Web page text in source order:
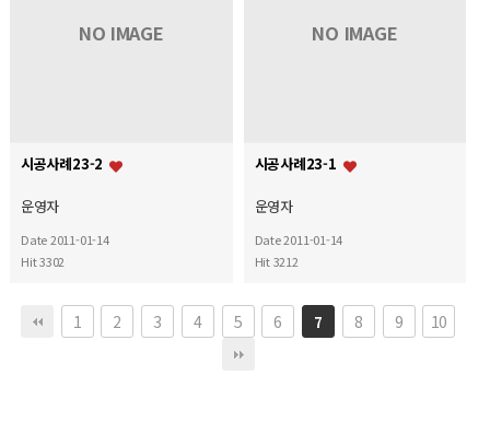
NO IMAGE
시공사례23-2
운영자
Date 2011-01-14
Hit 3302
NO IMAGE
시공사례23-1
운영자
Date 2011-01-14
Hit 3212
1 2 3 4 5 6 7 8 9 10